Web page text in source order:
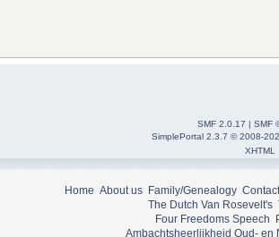
SMF 2.0.17 | SMF
SimplePortal 2.3.7 © 2008-
XHTML
Home About us Family/Genealogy Contact
The Dutch Van Rosevelt's
Four Freedoms Speech
Ambachtsheerlijkheid Oud- en